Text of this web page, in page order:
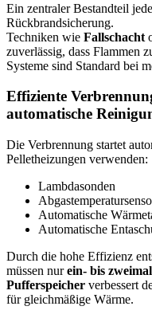
Ein zentraler Bestandteil
Rückbrandsicherung.
Techniken wie Fallschacht
zuverlässig, dass Flammen
Systeme sind Standard bei
Effiziente
automatische
Die Verbrennung startet
Pelletheizungen verwenden:
Lambdasonden
Automatische
Automatische
Durch die hohe Effizienz
müssen nurein- bis
Pufferspeicher verbessert
für gleichmäßige Wärme.